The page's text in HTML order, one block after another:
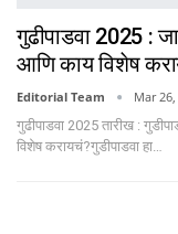
गुढीपाडवा 2025 :
आणि काय विशेष
Editorial Team Mar
गुढीपाडवा 2025 तारीख :
विशेष करायचं?गुडीपाडवा हा…